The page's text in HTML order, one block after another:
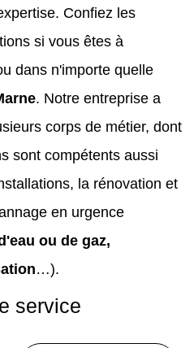
Confiez les
si vous êtes à
dans n'importe quelle
. Notre entreprise a
corps de métier, dont
sont compétents aussi
la rénovation et
en urgence
ou de gaz,
…).
service